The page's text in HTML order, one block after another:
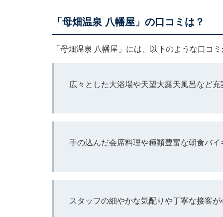
「母畑温泉 八幡屋」の口コミは？
「母畑温泉 八幡屋」には、以下のような口コ
広々とした大浴場や天望大露天風呂など
手の込んだ会席料理や種類豊富な朝食バ
スタッフの細やかな気配りや丁寧な接客